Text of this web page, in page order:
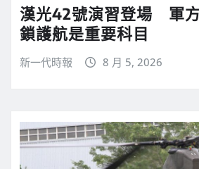
漢光42號演習登場 軍
鎖護航是重要科目
新一代時報 8 月 5, 2026